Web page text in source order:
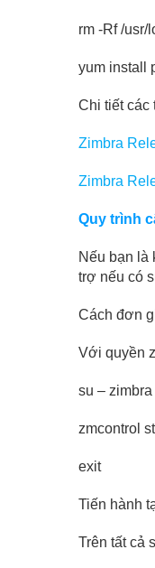
rm -Rf /usr/
yum install
Chi tiết các
Zimbra
Zimbra
Quy trình
Nếu bạn là
trợ nếu có
Cách đơn
Với quyền
su – zimbra
zmcontrol
exit
Tiến hành
Trên tất cả